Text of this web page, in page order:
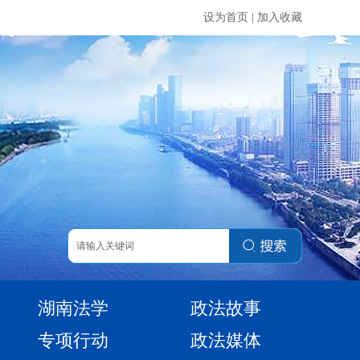
设为首页 加入收藏
湖南法学
政法故事
专项行动
政法媒体